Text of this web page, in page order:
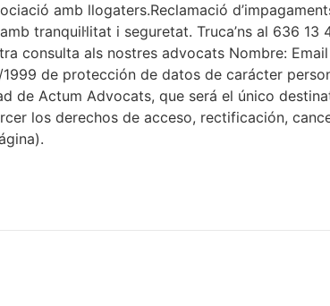
amb llogaters.Reclamació
tranquil·litat i seguretat. Truca’ns al 636 13
consulta als nostres advocats Nombre:
de protección de datos de carácter
de Actum Advocats, que será el único
los derechos de acceso, rectificación,